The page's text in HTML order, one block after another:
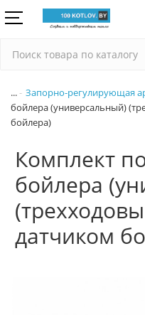
... Запорно-регулирующая
бойлера (универсальный)
бойлера)
Комплект
бойлера
датчиком